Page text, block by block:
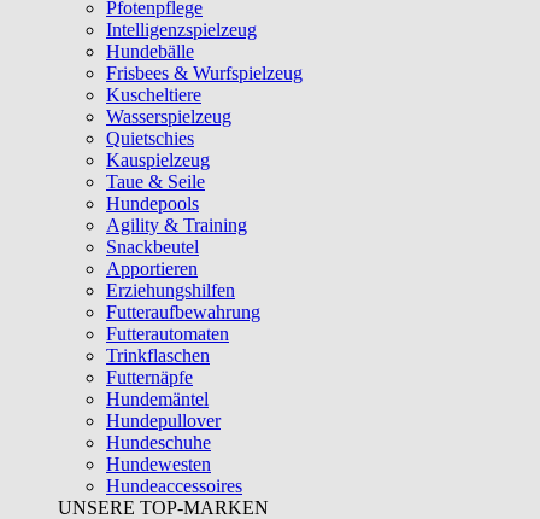
Pfotenpflege
Intelligenzspielzeug
Hundebälle
Frisbees & Wurfspielzeug
Kuscheltiere
Wasserspielzeug
Quietschies
Kauspielzeug
Taue & Seile
Hundepools
Agility & Training
Snackbeutel
Apportieren
Erziehungshilfen
Futteraufbewahrung
Futterautomaten
Trinkflaschen
Futternäpfe
Hundemäntel
Hundepullover
Hundeschuhe
Hundewesten
Hundeaccessoires
UNSERE TOP-MARKEN